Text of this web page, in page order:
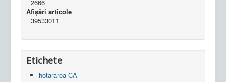
2666
Afișări articole
39533011
Etichete
hotararea CA